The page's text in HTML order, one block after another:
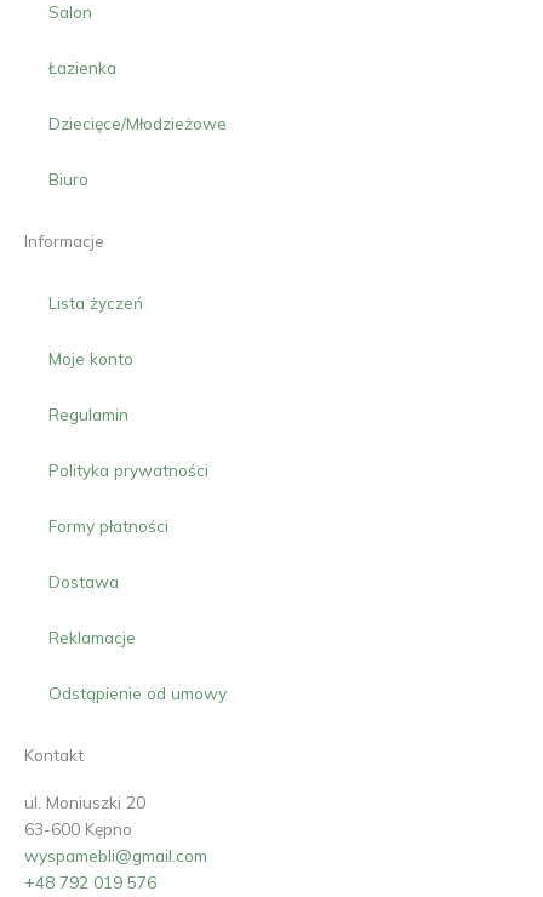
Salon
Łazienka
Dziecięce/Młodzieżowe
Biuro
Informacje
Lista życzeń
Moje konto
Regulamin
Polityka prywatności
Formy płatności
Dostawa
Reklamacje
Odstąpienie od umowy
Kontakt
ul. Moniuszki 20
63-600 Kępno
wyspamebli@gmail.com
+48 792 019 576